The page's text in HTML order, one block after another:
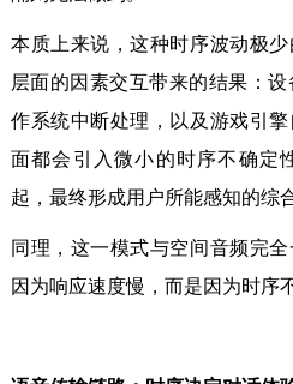
本质上来说，这种时序波动极
层面的因素交互带来的结果：
作系统中断处理，以及游戏引
面都会引入微小的时序不确定
起，最终形成用户所能感知的综
同理，这一模式与空间音频完
因为响应速度慢，而是因为时序